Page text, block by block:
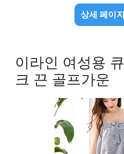
상세 페이
이라인 여성용
크 끈 골프가운